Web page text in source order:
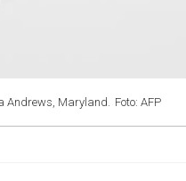
Andrews, Maryland. Foto: AFP